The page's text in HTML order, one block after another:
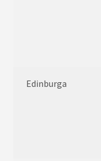
Edinburga